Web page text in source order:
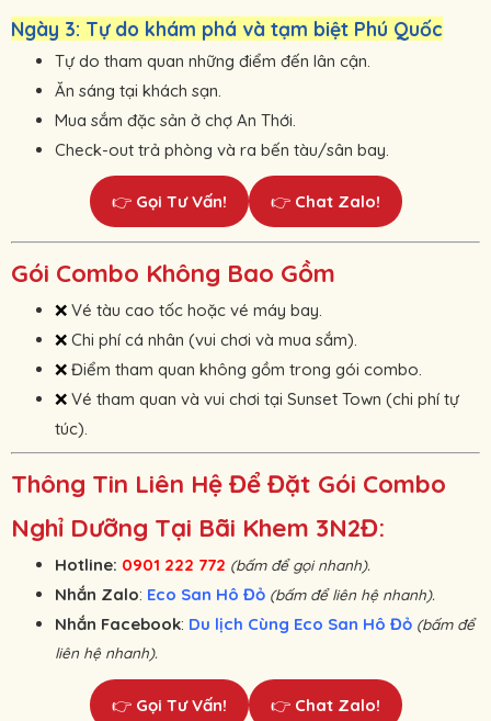
Ngày 3: Tự do khám phá và tạm biệt Phú Quốc
Tự do tham quan những điểm đến lân cận.
Ăn sáng tại khách sạn.
Mua sắm đặc sản ở chợ An Thới.
Check-out trả phòng và ra bến tàu/sân bay.
👉 Gọi Tư Vấn! 👉 Chat Zalo!
Gói Combo Không Bao Gồm
❌ Vé tàu cao tốc hoặc vé máy bay.
❌ Chi phí cá nhân (vui chơi và mua sắm).
❌ Điểm tham quan không gồm trong gói combo.
❌ Vé tham quan và vui chơi tại Sunset Town (chi phí tự
túc).
Thông Tin Liên Hệ Để Đặt Gói Combo
Nghỉ Dưỡng Tại Bãi Khem 3N2Đ:
Hotline: 0901 222 772 (bấm để gọi nhanh).
Nhắn Zalo: Eco San Hô Đỏ (bấm để liên hệ nhanh).
Nhắn Facebook: Du lịch Cùng Eco San Hô Đỏ (bấm để
liên hệ nhanh).
👉 Gọi Tư Vấn! 👉 Chat Zalo!